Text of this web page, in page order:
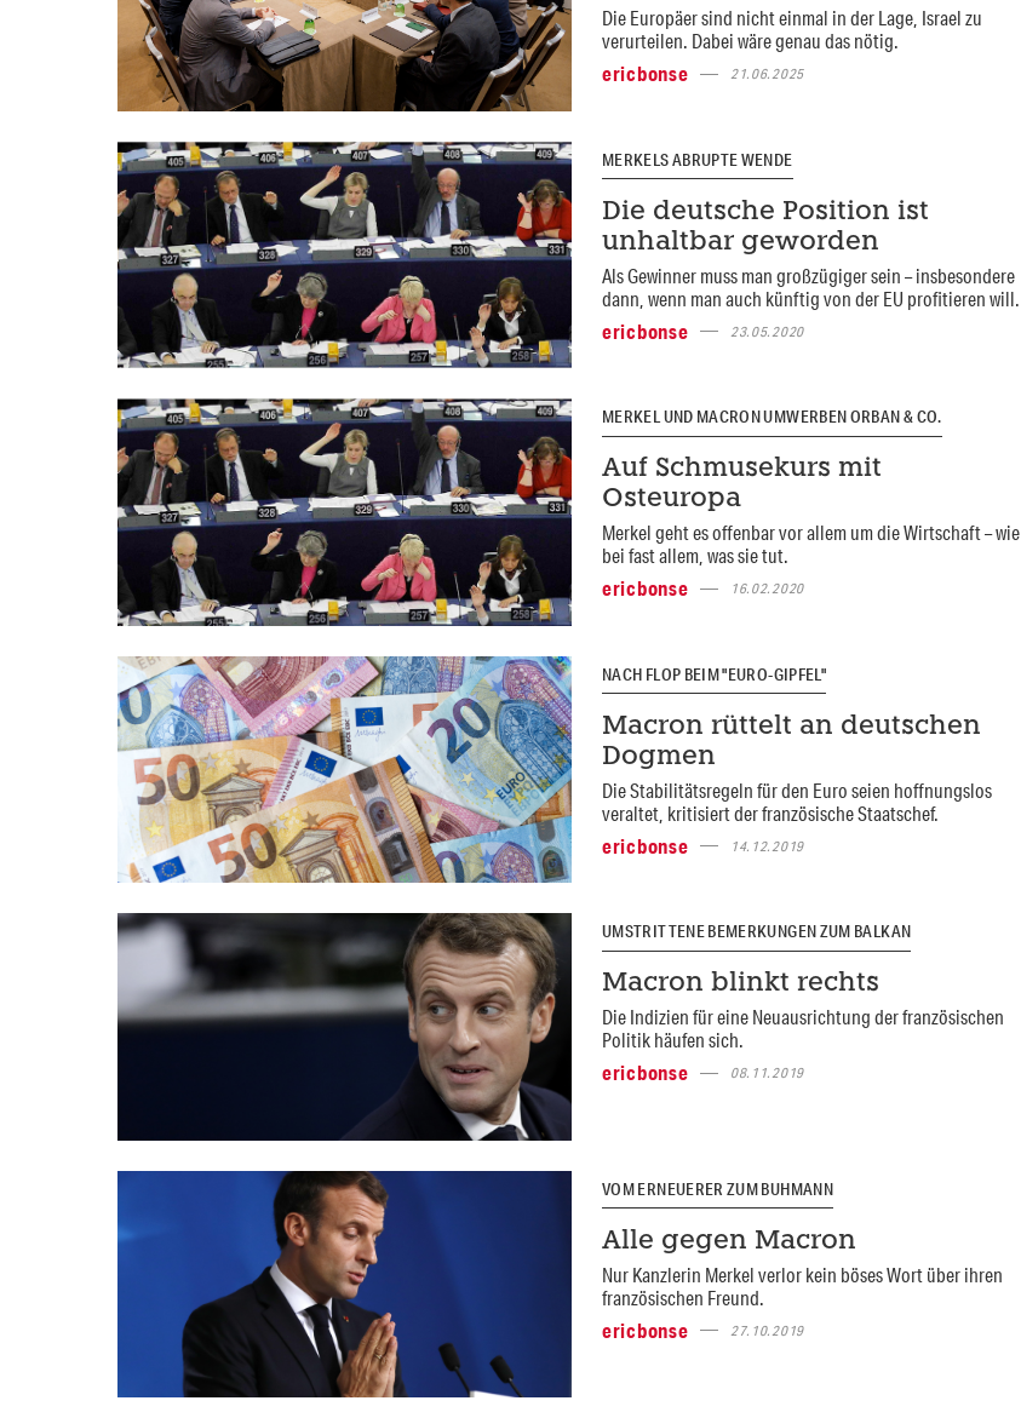
Die Europäer sind nicht einmal in der Lage, Israel zu
verurteilen. Dabei wäre genau das nötig.
ericbonse
21.06.2025
MERKELS ABRUPTE WENDE
Die deutsche Position ist
unhaltbar geworden
Als Gewinner muss man großzügiger sein – insbesondere
dann, wenn man auch künftig von der EU profitieren will.
ericbonse
23.05.2020
MERKEL UND MACRON UMWERBEN ORBAN & CO.
Auf Schmusekurs mit
Osteuropa
Merkel geht es offenbar vor allem um die Wirtschaft – wie
bei fast allem, was sie tut.
ericbonse
16.02.2020
NACH FLOP BEIM "EURO-GIPFEL"
Macron rüttelt an deutschen
Dogmen
Die Stabilitätsregeln für den Euro seien hoffnungslos
veraltet, kritisiert der französische Staatschef.
ericbonse
14.12.2019
UMSTRITTENE BEMERKUNGEN ZUM BALKAN
Macron blinkt rechts
Die Indizien für eine Neuausrichtung der französischen
Politik häufen sich.
ericbonse
08.11.2019
VOM ERNEUERER ZUM BUHMANN
Alle gegen Macron
Nur Kanzlerin Merkel verlor kein böses Wort über ihren
französischen Freund.
ericbonse
27.10.2019